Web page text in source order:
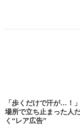
「歩くだけで汗が…！
場所で立ち止まった人
く“レア広告”